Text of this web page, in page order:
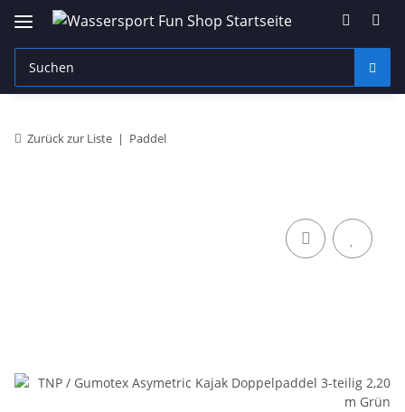
Zurück zur Liste Paddel